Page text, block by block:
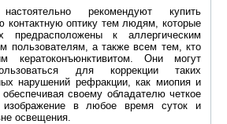
рекомендуют купить
контактную оптику тем людям, которые
предрасположены к аллергическим
пользователям, а также всем тем, кто
кератоконъюнктивитом. Они могут
для коррекции таких
нарушений рефракции, как миопия и
обеспечивая своему обладателю четкое
изображение в любое время суток и
освещения.